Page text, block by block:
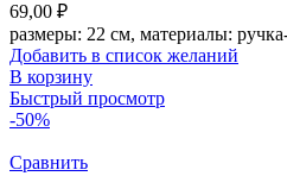
69,00 ₽
размеры: 22 см, материалы:
Добавить в список желаний
В корзину
Быстрый просмотр
-50%
Сравнить